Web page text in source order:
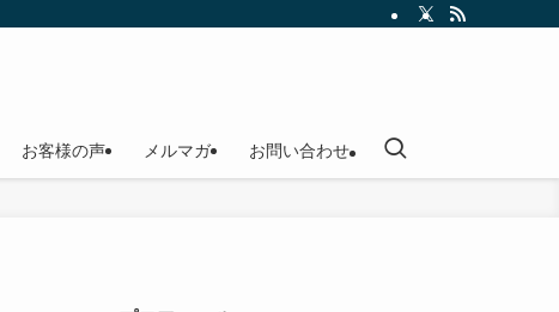
お客様の声 メルマガ お問い合わせ